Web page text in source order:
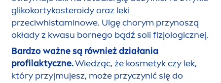
glikokortykosteroidy oraz leki
przeciwhistaminowe. Ulgę chorym przynoszą
okłady z kwasu bornego bądź soli fizjologicznej.
Bardzo ważne są również działania
profilaktyczne.Wiedząc, że kosmetyk czy lek,
który przyjmujesz, może przyczynić się do